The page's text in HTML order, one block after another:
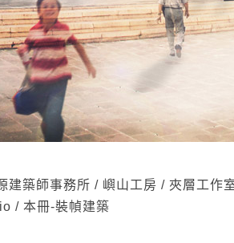
建築師事務所 / 嶼山工房 / 夾層工
/ 本冊-裝幀建築